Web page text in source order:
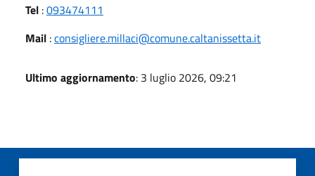
Tel :093474111
Mail :consigliere.millaci@comune.caltanissetta.it
Ultimo aggiornamento: 3 luglio 2026, 09:21